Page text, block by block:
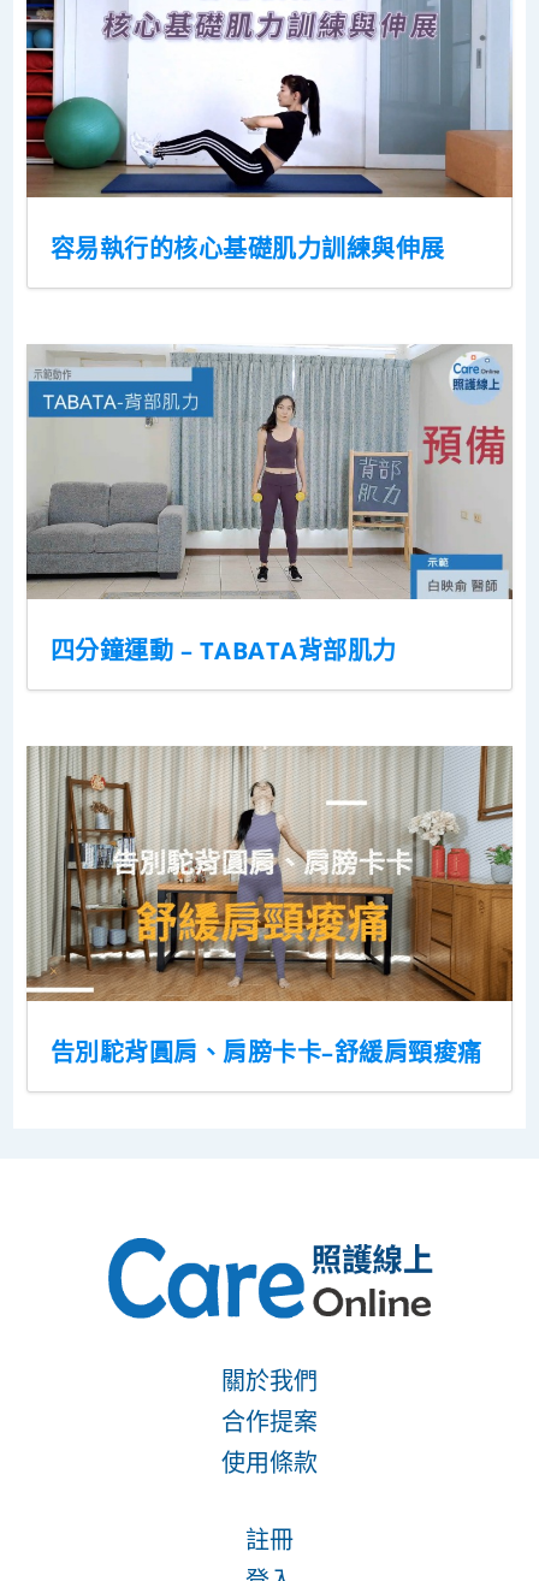
容易執行的核心基礎肌力訓練與伸展
四分鐘運動 – TABATA背部肌力
告別駝背圓肩、肩膀卡卡–舒緩肩頸痠痛
關於我們
合作提案
使用條款
註冊